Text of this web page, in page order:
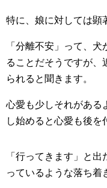
特に、娘に対しては顕
「分離不安」って、
ることだそうですが、
られると聞きます。
心愛も少しそれがある
し始めると心愛も後を
「行ってきます」と
っているような落ち着